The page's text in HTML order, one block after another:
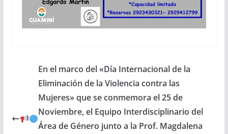
En el marco del «Día Internacional de la
Eliminación de la Violencia contra las
Mujeres» que se conmemora el 25 de
Noviembre, el Equipo Interdisciplinario del
Área de Género junto a la Prof. Magdalena